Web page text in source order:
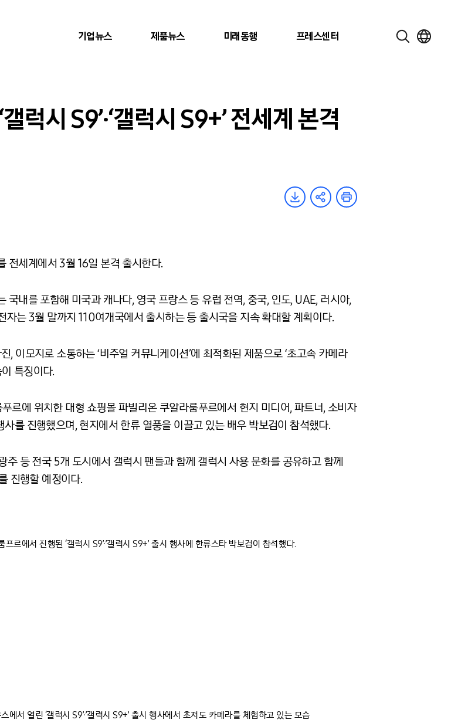
기업뉴스 제품뉴스 미래동행 프레스센터
럭시 S9’·‘갤럭시 S9+’ 전세계 본격
전세계에서 3월 16일 본격 출시한다.
국내를 포함해 미국과 캐나다, 영국 프랑스 등 유럽 전역, 중국, 인도, UAE, 러시아,
는 3월 말까지 110여개국에서 출시하는 등 출시국을 지속 확대할 계획이다.
, 이모지로 소통하는 ‘비주얼 커뮤니케이션’에 최적화된 제품으로 ‘초고속 카메라
특징이다.
르에 위치한 대형 쇼핑몰 파빌리온 쿠알라룸푸르에서 현지 미디어, 파트너, 소비자
사를 진행했으며, 현지에서 한류 열풍을 이끌고 있는 배우 박보검이 참석했다.
주 등 전국 5개 도시에서 갤럭시 팬들과 함께 갤럭시 사용 문화를 공유하고 함께
진행할 예정이다.
르에서 진행된 ‘갤럭시 S9’·’갤럭시 S9+’ 출시 행사에 한류스타 박보검이 참석했다.
서 열린 ‘갤럭시 S9’·’갤럭시 S9+’ 출시 행사에서 초저도 카메라를 체험하고 있는 모습